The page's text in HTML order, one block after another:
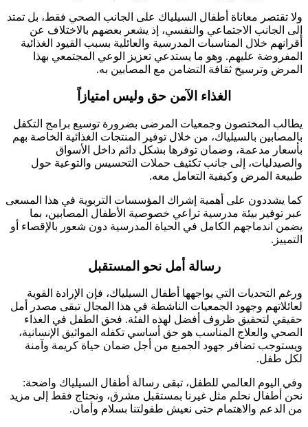
ولا تقتصر معاناة أطفال السيلياك على الجانب الصحي فقط، بل تمتد
إلى الجانب الاجتماعي والنفسي، إذ يشعر بعضهم بالاختلاف عن
أقرانهم خلال المناسبات المدرسية والعائلية بسبب القيود الغذائية
المفروضة عليهم. وهو ما يستدعي تعزيز الوعي المجتمعي بهذا
المرض وترسيخ ثقافة التضامن مع المصابين به.
الغذاء الآمن حق وليس امتيازاً
يطالب المختصون وجمعيات المرضى بضرورة توسيع برامج التكفل
بالمصابين بالسيلياك، من خلال توفير المنتجات الغذائية الخاصة بهم
بأسعار مدعمة، وضمان توفرها بشكل دائم داخل الأسواق
والصيدليات، إلى جانب تكثيف حملات التحسيس والتوعية حول
طبيعة المرض وكيفية التعامل معه.
كما يشددون على أهمية إشراك المؤسسات التربوية في هذا المسعى
عبر توفير بيئة مدرسية تراعي خصوصية الأطفال المصابين، بما
يضمن اندماجهم الكامل في الحياة المدرسية دون شعور بالإقصاء أو
التمييز.
رسالة أمل نحو المستقبل
ورغم التحديات التي يواجهها أطفال السيلياك، فإن الإرادة القوية
لعائلاتهم وجهود الجمعيات الناشطة في هذا المجال تبقى مصدر أمل
حقيقي لتحقيق ظروف أفضل لهذه الفئة. فحق الطفل في الغذاء
الصحي والعلاج المناسب هو حق أساسي تكفله المواثيق الإنسانية،
ويستوجب تضافر جهود الجميع من أجل ضمان حياة كريمة وآمنة
لكل طفل.
وفي اليوم العالمي للطفل، تبقى رسالة أطفال السيلياك واضحة:
نحن أطفال نحلم مثل غيرنا بمستقبل مشرق، ونحتاج فقط إلى مزيد
من الدعم والاهتمام حتى نعيش طفولتنا بسلام وأمان.